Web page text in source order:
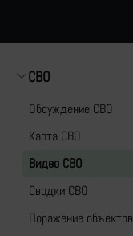
СВО
Обсуждение СВО
Карта СВО
Видео СВО
Cводки СВО
Поражение объектов